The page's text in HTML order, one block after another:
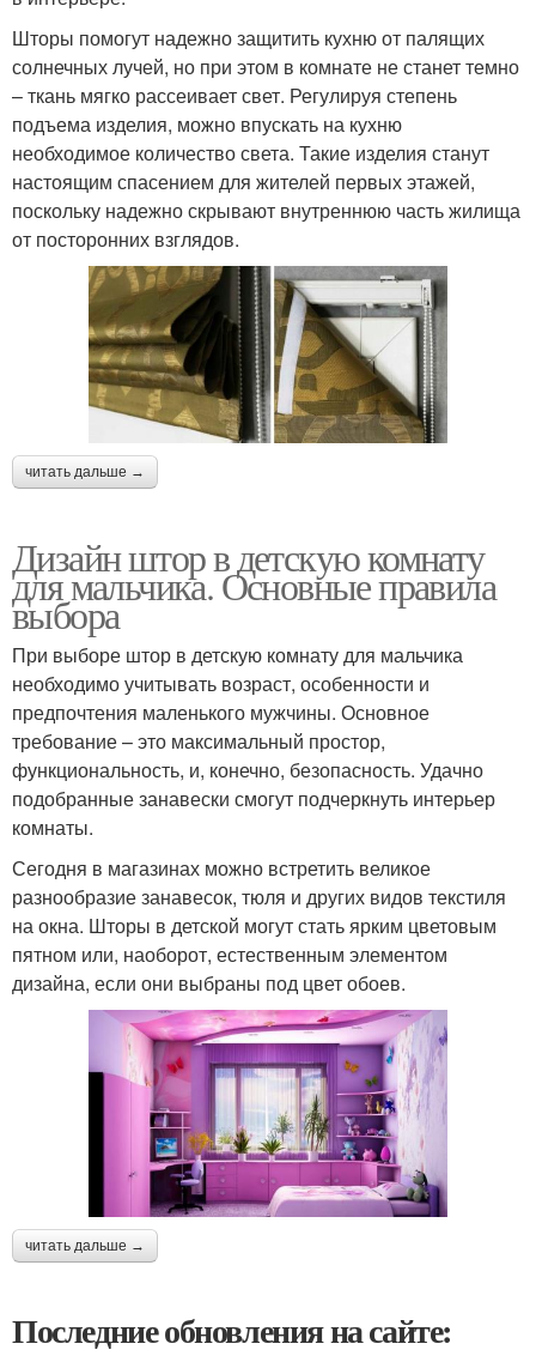
Шторы помогут надежно защитить кухню от палящих
солнечных лучей, но при этом в комнате не станет темно
– ткань мягко рассеивает свет. Регулируя степень
подъема изделия, можно впускать на кухню
необходимое количество света. Такие изделия станут
настоящим спасением для жителей первых этажей,
поскольку надежно скрывают внутреннюю часть жилища
от посторонних взглядов.
читать дальше →
Дизайн штор в детскую комнату
для мальчика. Основные правила
выбора
При выборе штор в детскую комнату для мальчика
необходимо учитывать возраст, особенности и
предпочтения маленького мужчины. Основное
требование – это максимальный простор,
функциональность, и, конечно, безопасность. Удачно
подобранные занавески смогут подчеркнуть интерьер
комнаты.
Сегодня в магазинах можно встретить великое
разнообразие занавесок, тюля и других видов текстиля
на окна. Шторы в детской могут стать ярким цветовым
пятном или, наоборот, естественным элементом
дизайна, если они выбраны под цвет обоев.
читать дальше →
Последние обновления на сайте: